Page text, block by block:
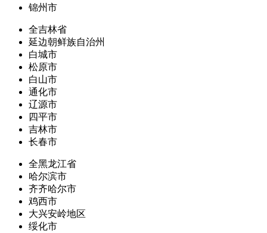
锦州市
全吉林省
延边朝鲜族自治州
白城市
松原市
白山市
通化市
辽源市
四平市
吉林市
长春市
全黑龙江省
哈尔滨市
齐齐哈尔市
鸡西市
大兴安岭地区
绥化市